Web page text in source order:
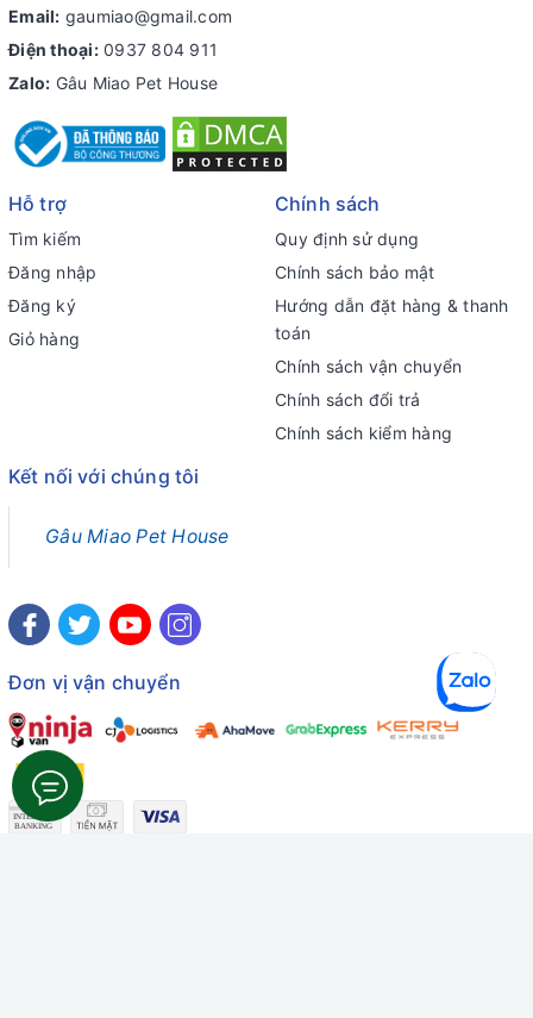
Email: gaumiao@gmail.com
Điện thoại: 0937 804 911
Zalo: Gâu Miao Pet House
Hỗ trợ
Tìm kiếm
Đăng nhập
Đăng ký
Giỏ hàng
Chính sách
Quy định sử dụng
Chính sách bảo mật
Hướng dẫn đặt hàng & thanh
toán
Chính sách vận chuyển
Chính sách đổi trả
Chính sách kiểm hàng
Kết nối với chúng tôi
Gâu Miao Pet House
Đơn vị vận chuyển